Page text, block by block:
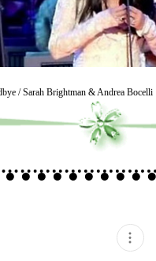
/ Sarah Brightman & Andrea Bocelli
현
재